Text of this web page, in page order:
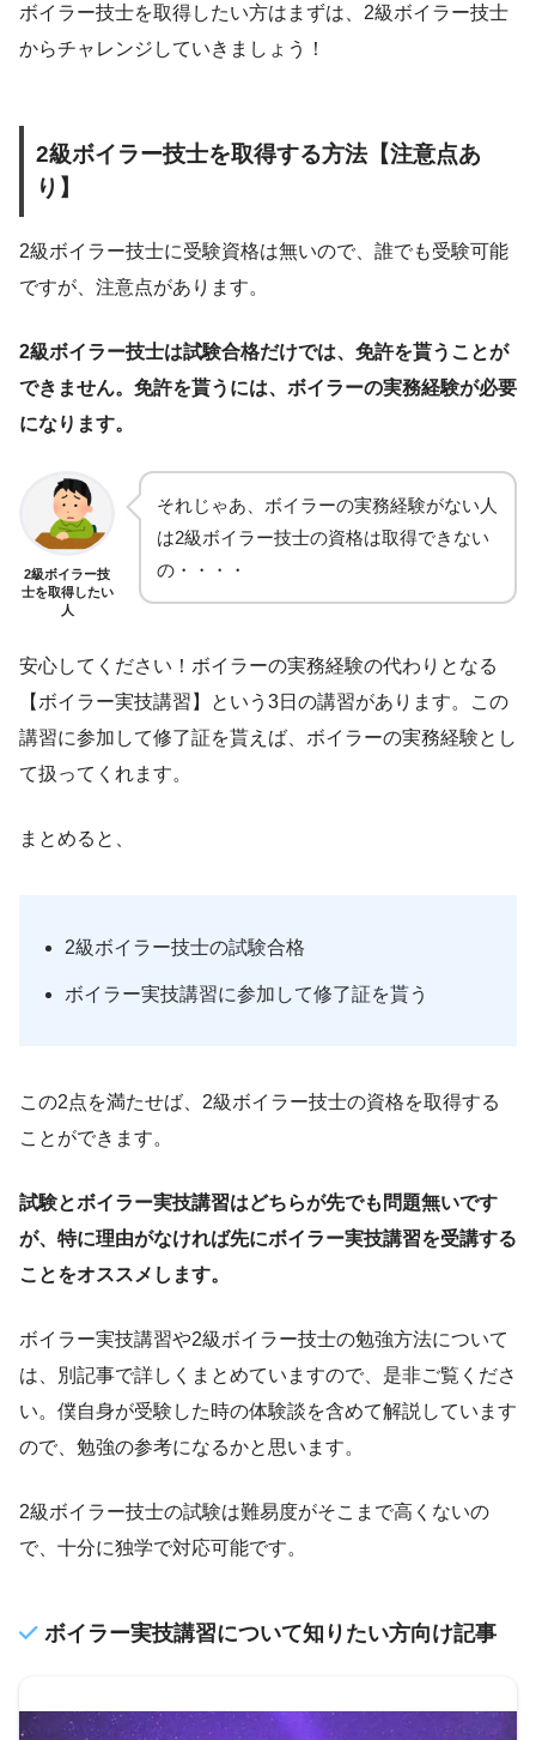
ボイラー技士を取得したい方はまずは、2級ボイラー技士
からチャレンジしていきましょう！
2級ボイラー技士を取得する方法【注意点あ
り】
2級ボイラー技士に受験資格は無いので、誰でも受験可能
ですが、注意点があります。
2級ボイラー技士は試験合格だけでは、免許を貰うことが
できません。免許を貰うには、ボイラーの実務経験が必要
になります。
2級ボイラー技
士を取得したい
人
それじゃあ、ボイラーの実務経験がない人
は2級ボイラー技士の資格は取得できない
の・・・・
安心してください！ボイラーの実務経験の代わりとなる
【ボイラー実技講習】という3日の講習があります。この
講習に参加して修了証を貰えば、ボイラーの実務経験とし
て扱ってくれます。
まとめると、
2級ボイラー技士の試験合格
ボイラー実技講習に参加して修了証を貰う
この2点を満たせば、2級ボイラー技士の資格を取得する
ことができます。
試験とボイラー実技講習はどちらが先でも問題無いです
が、特に理由がなければ先にボイラー実技講習を受講する
ことをオススメします。
ボイラー実技講習や2級ボイラー技士の勉強方法について
は、別記事で詳しくまとめていますので、是非ご覧くださ
い。僕自身が受験した時の体験談を含めて解説しています
ので、勉強の参考になるかと思います。
2級ボイラー技士の試験は難易度がそこまで高くないの
で、十分に独学で対応可能です。
ボイラー実技講習について知りたい方向け記事